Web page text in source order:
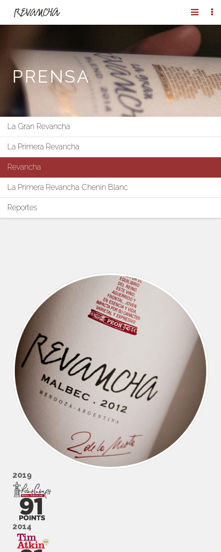
PRENSA
La Gran Revancha
La Primera Revancha
Revancha
La Primera Revancha Chenin Blanc
Reportes
2019
2014